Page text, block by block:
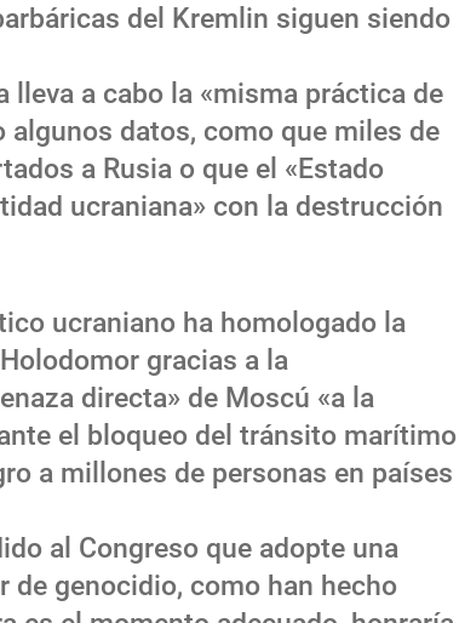
del Kremlin siguen siendo
lleva a cabo la «misma práctica de
algunos datos, como que miles de
a Rusia o que el «Estado
ucraniana» con la destrucción
ucraniano ha homologado la
gracias a la
directa» de Moscú «a la
el bloqueo del tránsito marítimo
a millones de personas en países
al Congreso que adopte una
genocidio, como han hecho